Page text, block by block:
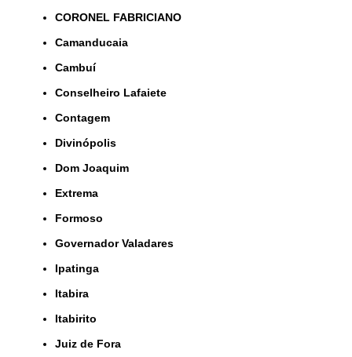
CORONEL FABRICIANO
Camanducaia
Cambuí
Conselheiro Lafaiete
Contagem
Divinópolis
Dom Joaquim
Extrema
Formoso
Governador Valadares
Ipatinga
Itabira
Itabirito
Juiz de Fora